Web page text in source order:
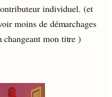
individuel. (et
moins de démarchages
changeant mon titre)